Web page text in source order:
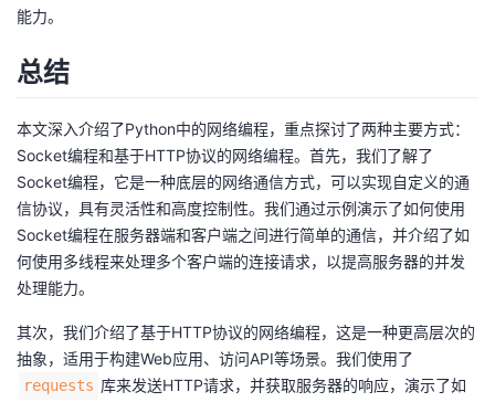
能力。
总结
本文深入介绍了Python中的网络编程，重点探讨了两种主要方式：
Socket编程和基于HTTP协议的网络编程。首先，我们了解了
Socket编程，它是一种底层的网络通信方式，可以实现自定义的通
信协议，具有灵活性和高度控制性。我们通过示例演示了如何使用
Socket编程在服务器端和客户端之间进行简单的通信，并介绍了如
何使用多线程来处理多个客户端的连接请求，以提高服务器的并发
处理能力。
其次，我们介绍了基于HTTP协议的网络编程，这是一种更高层次的
抽象，适用于构建Web应用、访问API等场景。我们使用了
requests 库来发送HTTP请求，并获取服务器的响应，演示了如